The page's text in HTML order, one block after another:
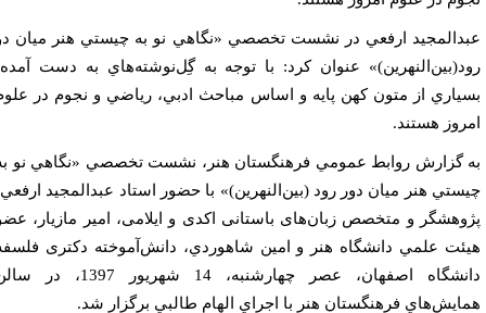
ارفعي در نشست تخصصي «نگاهي نو به چيستي هنر ميان دو
عنوان کرد: با توجه به گِل‌نوشته‌هاي به دست آمده،
از متون كهن پايه و اساس مباحث ادبي، رياضي و نجوم در علوم
هستند.
گزارش روابط عمومي فرهنگستان هنر، نشست تخصصي «نگاهي نو به
هنر ميان دور رود (بين‌النهرين)» با حضور استاد عبدالمجيد ارفعي،
و متخصص زبان‌های باستانی اکدی و ایلامی، امير مازيار، عضو
علمي دانشگاه هنر و امين شاهوردي، دانش‌آموخته دکتری فلسفه
دانشگاه اصفهان، عصر چهارشنبه، 14 شهريور 1397، در سالن
فرهنگستان هنر با اجراي الهام طالبي برگزار شد.